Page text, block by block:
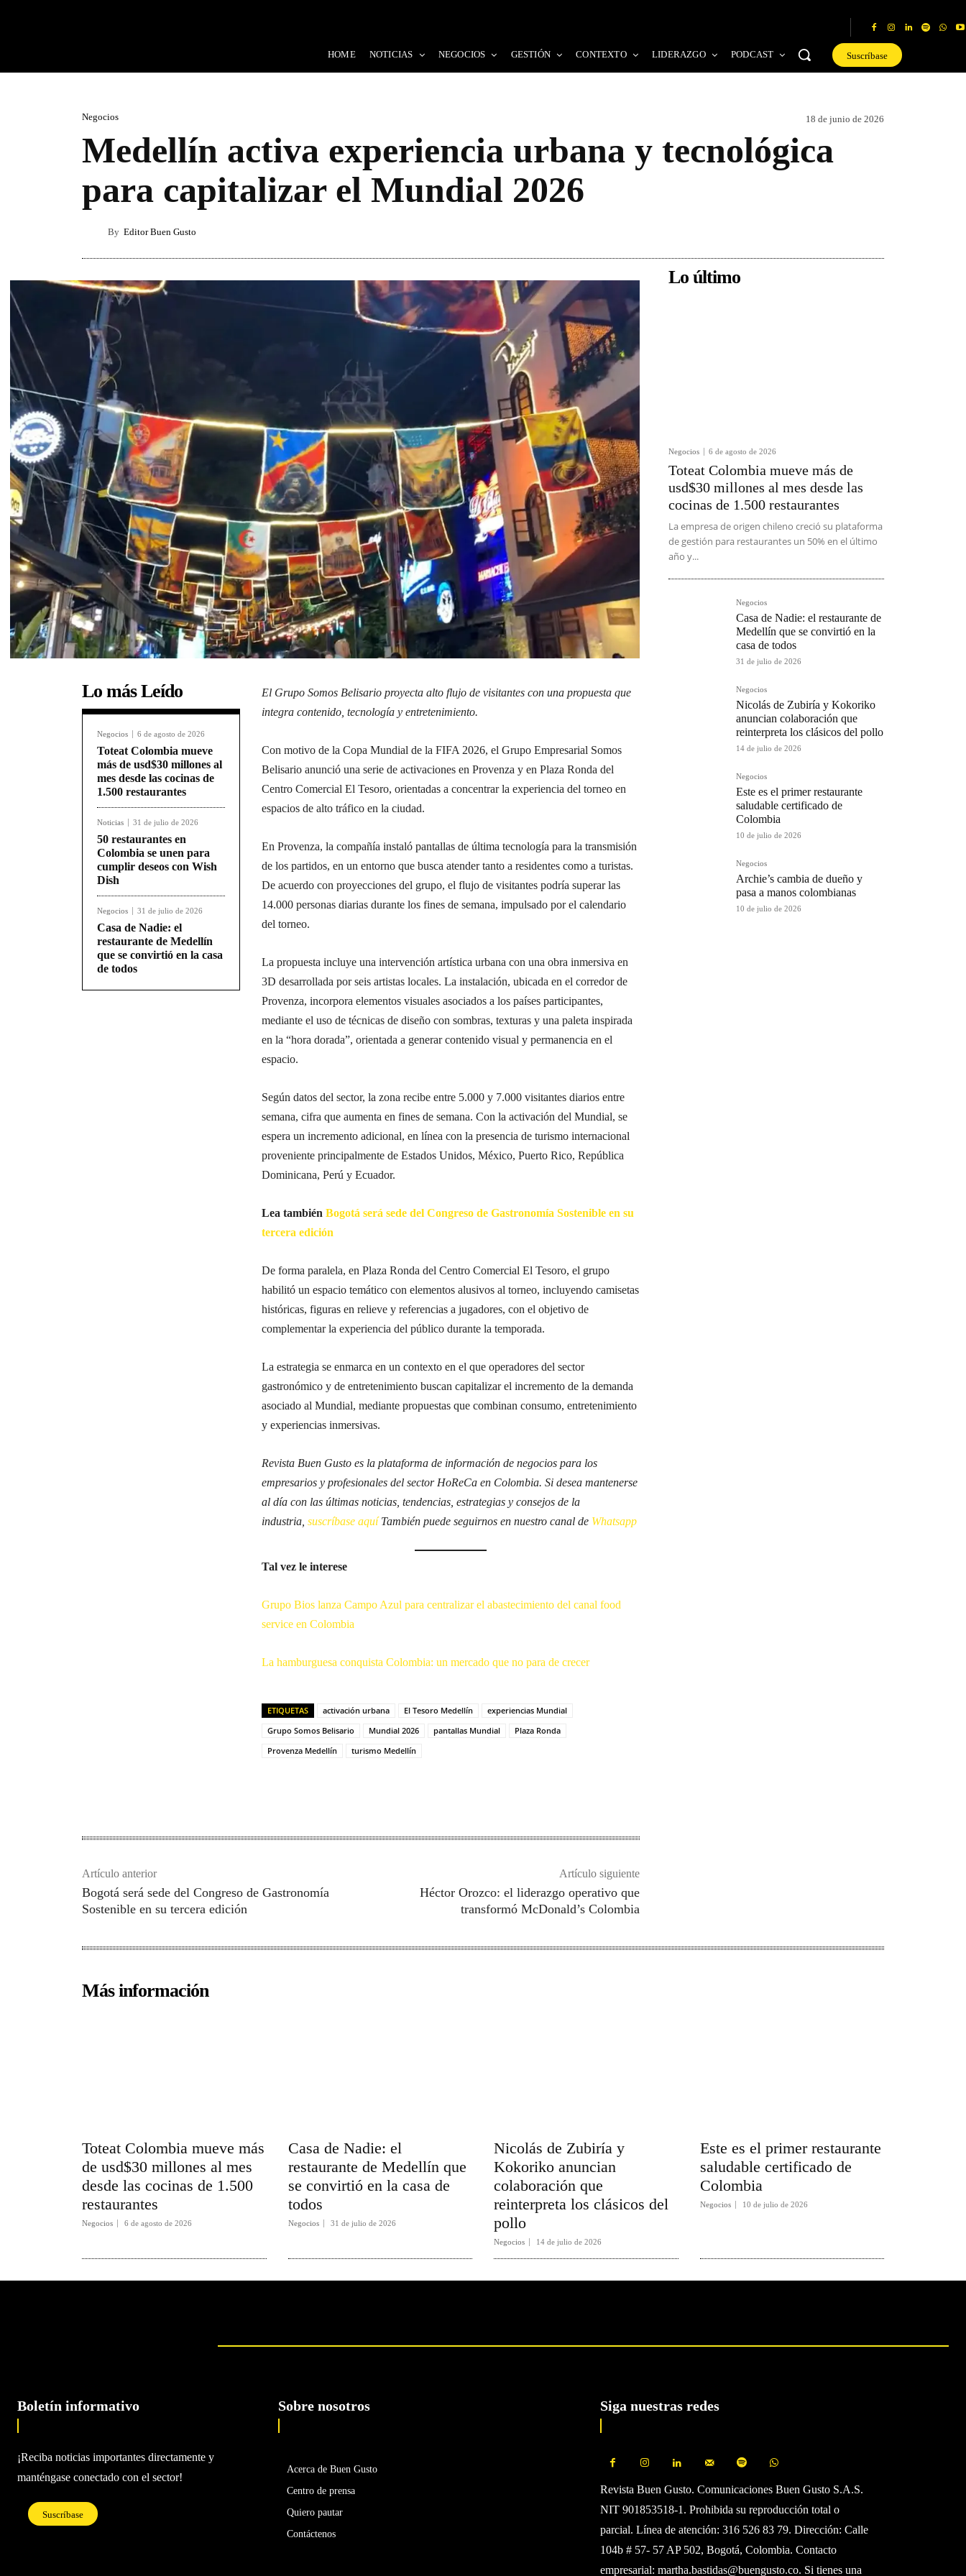
HOME NOTICIAS NEGOCIOS GESTIÓN CONTEXTO LIDERAZGO PODCAST Suscríbase
Negocios 18 de junio de 2026
Medellín activa experiencia urbana y tecnológica
para capitalizar el Mundial 2026
By Editor Buen Gusto
Lo más Leído
Negocios 6 de agosto de 2026
Toteat Colombia mueve
más de usd$30 millones al
mes desde las cocinas de
1.500 restaurantes
Noticias 31 de julio de 2026
50 restaurantes en
Colombia se unen para
cumplir deseos con Wish
Dish
Negocios 31 de julio de 2026
Casa de Nadie: el
restaurante de Medellín
que se convirtió en la casa
de todos
El Grupo Somos Belisario proyecta alto flujo de visitantes con una propuesta que
integra contenido, tecnología y entretenimiento.
Con motivo de la Copa Mundial de la FIFA 2026, el Grupo Empresarial Somos
Belisario anunció una serie de activaciones en Provenza y en Plaza Ronda del
Centro Comercial El Tesoro, orientadas a concentrar la experiencia del torneo en
espacios de alto tráfico en la ciudad.
En Provenza, la compañía instaló pantallas de última tecnología para la transmisión
de los partidos, en un entorno que busca atender tanto a residentes como a turistas.
De acuerdo con proyecciones del grupo, el flujo de visitantes podría superar las
14.000 personas diarias durante los fines de semana, impulsado por el calendario
del torneo.
La propuesta incluye una intervención artística urbana con una obra inmersiva en
3D desarrollada por seis artistas locales. La instalación, ubicada en el corredor de
Provenza, incorpora elementos visuales asociados a los países participantes,
mediante el uso de técnicas de diseño con sombras, texturas y una paleta inspirada
en la “hora dorada”, orientada a generar contenido visual y permanencia en el
espacio.
Según datos del sector, la zona recibe entre 5.000 y 7.000 visitantes diarios entre
semana, cifra que aumenta en fines de semana. Con la activación del Mundial, se
espera un incremento adicional, en línea con la presencia de turismo internacional
proveniente principalmente de Estados Unidos, México, Puerto Rico, República
Dominicana, Perú y Ecuador.
Lea también Bogotá será sede del Congreso de Gastronomía Sostenible en su
tercera edición
De forma paralela, en Plaza Ronda del Centro Comercial El Tesoro, el grupo
habilitó un espacio temático con elementos alusivos al torneo, incluyendo camisetas
históricas, figuras en relieve y referencias a jugadores, con el objetivo de
complementar la experiencia del público durante la temporada.
La estrategia se enmarca en un contexto en el que operadores del sector
gastronómico y de entretenimiento buscan capitalizar el incremento de la demanda
asociado al Mundial, mediante propuestas que combinan consumo, entretenimiento
y experiencias inmersivas.
Revista Buen Gusto es la plataforma de información de negocios para los
empresarios y profesionales del sector HoReCa en Colombia. Si desea mantenerse
al día con las últimas noticias, tendencias, estrategias y consejos de la
industria, suscríbase aquíTambién puede seguirnos en nuestro canal de Whatsapp
Tal vez le interese
Grupo Bios lanza Campo Azul para centralizar el abastecimiento del canal food
service en Colombia
La hamburguesa conquista Colombia: un mercado que no para de crecer
ETIQUETAS activación urbana El Tesoro Medellín
experiencias Mundial
Grupo Somos Belisario
Mundial 2026 pantallas Mundial
Plaza Ronda
Provenza Medellín
turismo Medellín
Artículo anterior
Bogotá será sede del Congreso de Gastronomía
Sostenible en su tercera edición
Artículo siguiente
Héctor Orozco: el liderazgo operativo que
transformó McDonald’s Colombia
Lo último
Negocios 6 de agosto de 2026
Toteat Colombia mueve más de
usd$30 millones al mes desde las
cocinas de 1.500 restaurantes
La empresa de origen chileno creció su plataforma
de gestión para restaurantes un 50% en el último
año y...
Negocios
Casa de Nadie: el restaurante de
Medellín que se convirtió en la
casa de todos
31 de julio de 2026
Negocios
Nicolás de Zubiría y Kokoriko
anuncian colaboración que
reinterpreta los clásicos del pollo
14 de julio de 2026
Negocios
Este es el primer restaurante
saludable certificado de
Colombia
10 de julio de 2026
Negocios
Archie’s cambia de dueño y
pasa a manos colombianas
10 de julio de 2026
Más información
Toteat Colombia mueve más
de usd$30 millones al mes
desde las cocinas de 1.500
restaurantes
Negocios 6 de agosto de 2026
Casa de Nadie: el
restaurante de Medellín que
se convirtió en la casa de
todos
Negocios 31 de julio de 2026
Nicolás de Zubiría y
Kokoriko anuncian
colaboración que
reinterpreta los clásicos del
pollo
Negocios 14 de julio de 2026
Este es el primer restaurante
saludable certificado de
Colombia
Negocios 10 de julio de 2026
Boletín informativo
¡Reciba noticias importantes directamente y
manténgase conectado con el sector!
Suscríbase
Sobre nosotros
Acerca de Buen Gusto
Centro de prensa
Quiero pautar
Contáctenos
Siga nuestras redes
Revista Buen Gusto. Comunicaciones Buen Gusto S.A.S.
NIT 901853518-1. Prohibida su reproducción total o
parcial. Línea de atención: 316 526 83 79. Dirección: Calle
104b # 57- 57 AP 502, Bogotá, Colombia. Contacto
empresarial: martha.bastidas@buengusto.co. Si tienes una